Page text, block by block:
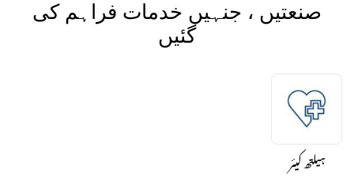
صنعتیں ، جنہیں خدمات فراہم کی
گئیں
ہیلتھ کیئر